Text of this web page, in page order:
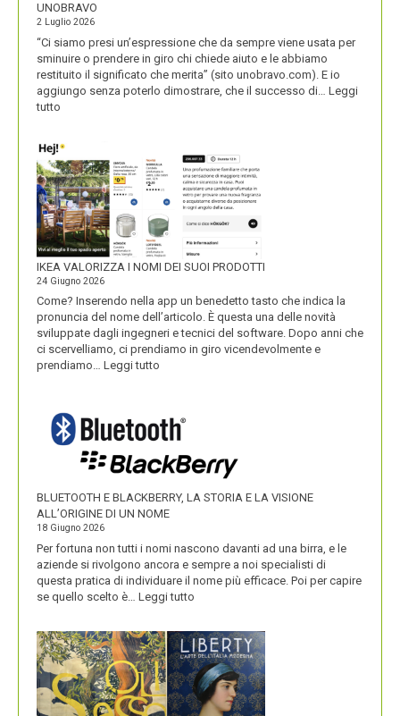
UNOBRAVO
2 Luglio 2026
“Ci siamo presi un’espressione che da sempre viene usata per
sminuire o prendere in giro chi chiede aiuto e le abbiamo
restituito il significato che merita” (sito unobravo.com). E io
aggiungo senza poterlo dimostrare, che il successo di… Leggi
tutto
IKEA VALORIZZA I NOMI DEI SUOI PRODOTTI
24 Giugno 2026
Come? Inserendo nella app un benedetto tasto che indica la
pronuncia del nome dell’articolo. È questa una delle novità
sviluppate dagli ingegneri e tecnici del software. Dopo anni che
ci scervelliamo, ci prendiamo in giro vicendevolmente e
prendiamo… Leggi tutto
NOMI
DEI
SUOI
PRODOTTI
BLUETOOTH E BLACKBERRY, LA STORIA E LA VISIONE
ALL’ORIGINE DI UN NOME
18 Giugno 2026
Per fortuna non tutti i nomi nascono davanti ad una birra, e le
aziende si rivolgono ancora e sempre a noi specialisti di
questa pratica di individuare il nome più efficace. Poi per capire
se quello scelto è… Leggi tutto
BLACKBERRY,
LA
STORIA
E
LA